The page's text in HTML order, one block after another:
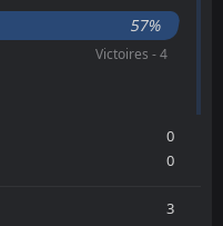
57%
Victoires - 4
0
0
3